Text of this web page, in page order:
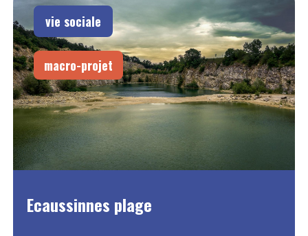
vie sociale
macro-projet
Ecaussinnes plage